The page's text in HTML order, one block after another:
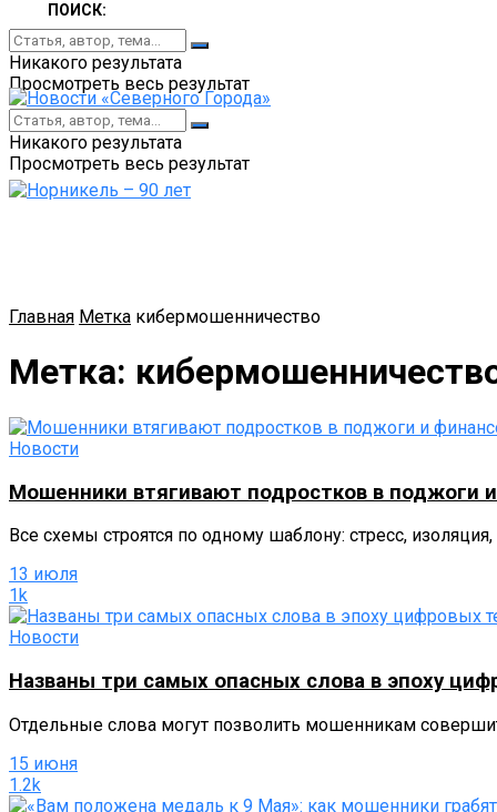
ПОИСК:
Никакого результата
Просмотреть весь результат
Никакого результата
Просмотреть весь результат
Главная Метка кибермошенничество
Метка:
Новости
Мошенники втягивают подростков в поджоги
Все схемы строятся по одному шаблону: стресс, изоляция,
13 июля
1k
Новости
Названы три самых опасных слова в эпоху
Отдельные слова могут позволить мошенникам
15 июня
1.2k